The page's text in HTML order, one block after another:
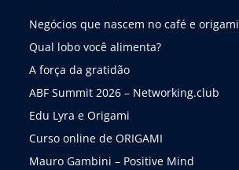
Negócios que nascem no café e origami
Qual lobo você alimenta?
A força da gratidão
ABF Summit 2026 – Networking.club
Edu Lyra e Origami
Curso online de ORIGAMI
Mauro Gambini – Positive Mind